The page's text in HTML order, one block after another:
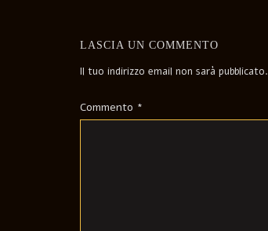
LASCIA UN COMMENTO
Il tuo indirizzo email non sarà pubblicato.
Commento *